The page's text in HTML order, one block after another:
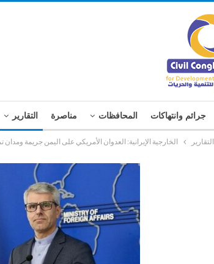
جرائم وانتهاكات المحافظات مناصرة التقارير
التقارير الخارجية الإيرانية: العدوان الأمريكي على اليمن جريمة ومدان